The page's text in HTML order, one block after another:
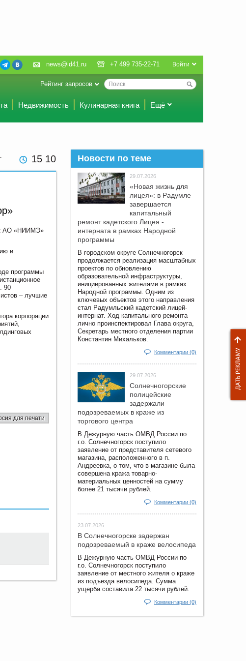
Войти
news@id41.ru +7 499 735-22-71
Рейтинг запросов
Недвижимость Кулинарная книга Ещё
15 10
АО «НИИМЭ»
и
программы
90
– лучшие
корпорации
для печати
Новости по теме
29.07.2026
«Новая жизнь для
лицея»: в Радумле
завершается
капитальный
ремонт кадетского Лицея -
интерната в рамках Народной
программы
В городском округе Солнечногорск
продолжается реализация масштабных
проектов по обновлению
образовательной инфраструктуры,
инициированных жителями в рамках
Народной программы. Одним из
ключевых объектов этого направления
стал Радумльский кадетский лицей-
интернат. Ход капитального ремонта
лично проинспектировал Глава округа,
Секретарь местного отделения партии
Константин Михальков.
Комментарии (0)
29.07.2026
Солнечногорские
полицейские
задержали
подозреваемых в краже из
торгового центра
В Дежурную часть ОМВД России по
г.о. Солнечногорск поступило
заявление от представителя сетевого
магазина, расположенного в п.
Андреевка, о том, что в магазине была
совершена кража товарно-
материальных ценностей на сумму
более 21 тысячи рублей.
Комментарии (0)
23.07.2026
В Солнечногорске задержан
подозреваемый в краже велосипеда
В Дежурную часть ОМВД России по
г.о. Солнечногорск поступило
заявление от местного жителя о краже
из подъезда велосипеда. Сумма
ущерба составила 22 тысячи рублей.
Комментарии (0)